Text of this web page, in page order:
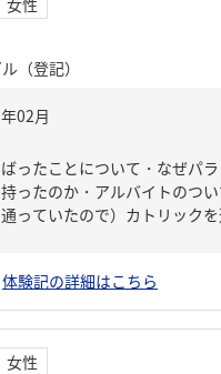
（登記）
ったことについて・なぜパ
持ったのか・アルバイトのつ
っていたので）カトリック
体験記の詳細はこちら
女性